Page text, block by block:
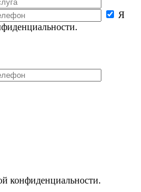
Я
конфиденциальности.